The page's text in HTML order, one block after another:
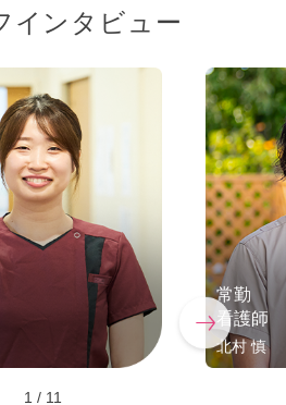
フインタビュー
常勤
看護師
北村 慎
1 / 11